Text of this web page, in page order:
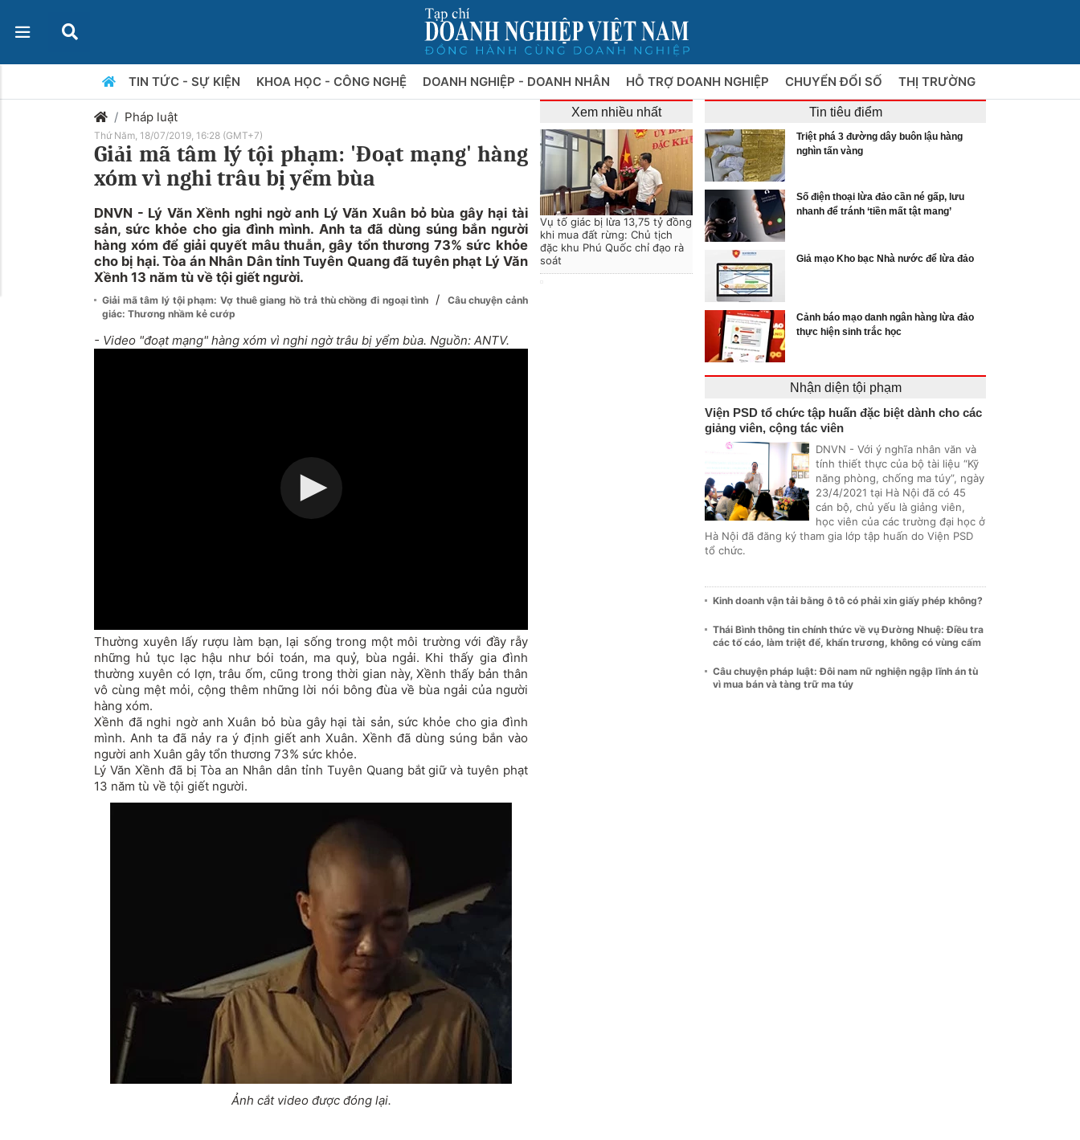
TIN TỨC - SỰ KIỆN KHOA HỌC - CÔNG NGHỆ DOANH NGHIỆP - DOANH NHÂN HỖ TRỢ DOANH NGHIỆP CHUYỂN ĐỔI SỐ THỊ TRƯỜNG
Pháp luật
Thứ Năm, 18/07/2019, 16:28 (GMT+7)
Giải mã tâm lý tội phạm: 'Đoạt mạng' hàng
xóm vì nghi trâu bị yểm bùa
DNVN - Lý Văn Xềnh nghi ngờ anh Lý Văn Xuân bỏ bùa gây hại tài
sản, sức khỏe cho gia đình mình. Anh ta đã dùng súng bắn người
hàng xóm để giải quyết mâu thuẫn, gây tổn thương 73% sức khỏe
cho bị hại. Tòa án Nhân Dân tỉnh Tuyên Quang đã tuyên phạt Lý Văn
Xềnh 13 năm tù về tội giết người.
Giải mã tâm lý tội phạm: Vợ thuê giang hồ trả thù chồng đi ngoại tình /
Câu chuyện cảnh
giác: Thương nhầm kẻ cướp
- Video "đoạt mạng" hàng xóm vì nghi ngờ trâu bị yểm bùa. Nguồn: ANTV.
Thường xuyên lấy rượu làm bạn, lại sống trong một môi trường với đầy rẫy
những hủ tục lạc hậu như bói toán, ma quỷ, bùa ngải. Khi thấy gia đình
thường xuyên có lợn, trâu ốm, cũng trong thời gian này, Xềnh thấy bản thân
vô cùng mệt mỏi, cộng thêm những lời nói bông đùa về bùa ngải của người
hàng xóm.
Xềnh đã nghi ngờ anh Xuân bỏ bùa gây hại tài sản, sức khỏe cho gia đình
mình. Anh ta đã nảy ra ý định giết anh Xuân. Xềnh đã dùng súng bắn vào
người anh Xuân gây tổn thương 73% sức khỏe.
Lý Văn Xềnh đã bị Tòa an Nhân dân tỉnh Tuyên Quang bắt giữ và tuyên phạt
13 năm tù về tội giết người.
Ảnh cắt video được đóng lại.
Xem nhiều nhất
Vụ tố giác bị lừa 13,75 tỷ đồng
khi mua đất rừng: Chủ tịch
đặc khu Phú Quốc chỉ đạo rà
soát
Tin tiêu điểm
Triệt phá 3 đường dây buôn lậu hàng
nghìn tấn vàng
Số điện thoại lừa đảo cần né gấp, lưu
nhanh để tránh ‘tiền mất tật mang’
Giả mạo Kho bạc Nhà nước để lừa đảo
Cảnh báo mạo danh ngân hàng lừa đảo
thực hiện sinh trắc học
Nhận diện tội phạm
Viện PSD tổ chức tập huấn đặc biệt dành cho các
giảng viên, cộng tác viên
DNVN - Với ý nghĩa nhân văn và
tính thiết thực của bộ tài liệu “Kỹ
năng phòng, chống ma túy”, ngày
23/4/2021 tại Hà Nội đã có 45
cán bộ, chủ yếu là giảng viên,
học viên của các trường đại học ở
Hà Nội đã đăng ký tham gia lớp tập huấn do Viện PSD
tổ chức.
Kinh doanh vận tải bằng ô tô có phải xin giấy phép không?
Thái Bình thông tin chính thức về vụ Đường Nhuệ: Điều tra
các tố cáo, làm triệt để, khẩn trương, không có vùng cấm
Câu chuyện pháp luật: Đôi nam nữ nghiện ngập lĩnh án tù
vì mua bán và tàng trữ ma túy